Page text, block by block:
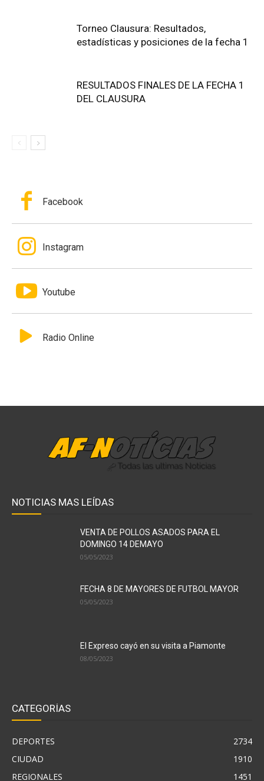
Torneo Clausura: Resultados,
estadísticas y posiciones de la fecha 1
RESULTADOS FINALES DE LA FECHA 1
DEL CLAUSURA
Facebook
Instagram
Youtube
Radio Online
NOTICIAS MAS LEÍDAS
VENTA DE POLLOS ASADOS PARA EL
DOMINGO 14 DEMAYO
05/05/2023
FECHA 8 DE MAYORES DE FUTBOL MAYOR
05/05/2023
El Expreso cayó en su visita a Piamonte
08/05/2023
CATEGORÍAS
DEPORTES
2734
CIUDAD
1910
REGIONALES
1451